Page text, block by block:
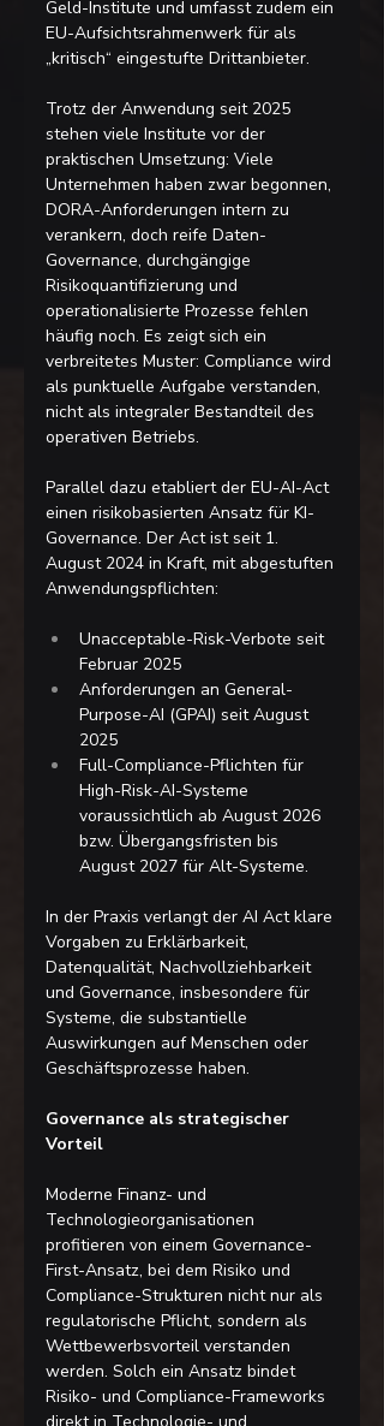
Geld-Institute und umfasst zudem ein
EU-Aufsichtsrahmenwerk für als
„kritisch“ eingestufte Drittanbieter.
Trotz der Anwendung seit 2025
stehen viele Institute vor der
praktischen Umsetzung: Viele
Unternehmen haben zwar begonnen,
DORA-Anforderungen intern zu
verankern, doch reife Daten-
Governance, durchgängige
Risikoquantifizierung und
operationalisierte Prozesse fehlen
häufig noch. Es zeigt sich ein
verbreitetes Muster: Compliance wird
als punktuelle Aufgabe verstanden,
nicht als integraler Bestandteil des
operativen Betriebs.
Parallel dazu etabliert der EU-AI-Act
einen risikobasierten Ansatz für KI-
Governance. Der Act ist seit 1.
August 2024 in Kraft, mit abgestuften
Anwendungspflichten:
Unacceptable-Risk-Verbote seit
Februar 2025
Anforderungen an General-
Purpose-AI (GPAI) seit August
2025
Full-Compliance-Pflichten für
High-Risk-AI-Systeme
voraussichtlich ab August 2026
bzw. Übergangsfristen bis
August 2027 für Alt-Systeme.
In der Praxis verlangt der AI Act klare
Vorgaben zu Erklärbarkeit,
Datenqualität, Nachvollziehbarkeit
und Governance, insbesondere für
Systeme, die substantielle
Auswirkungen auf Menschen oder
Geschäftsprozesse haben.
Governance als strategischer
Vorteil
Moderne Finanz- und
Technologieorganisationen
profitieren von einem Governance-
First-Ansatz, bei dem Risiko und
Compliance-Strukturen nicht nur als
regulatorische Pflicht, sondern als
Wettbewerbsvorteil verstanden
werden. Solch ein Ansatz bindet
Risiko- und Compliance-Frameworks